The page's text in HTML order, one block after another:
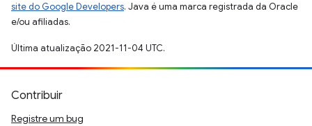
site do Google Developers. Java é uma marca registrada da Oracle
e/ou afiliadas.
Última atualização 2021-11-04 UTC.
Contribuir
Registre um bug